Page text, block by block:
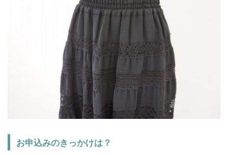
お申込みのきっかけは？